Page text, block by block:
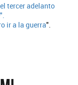
tercer adelanto
ir a la guerra".